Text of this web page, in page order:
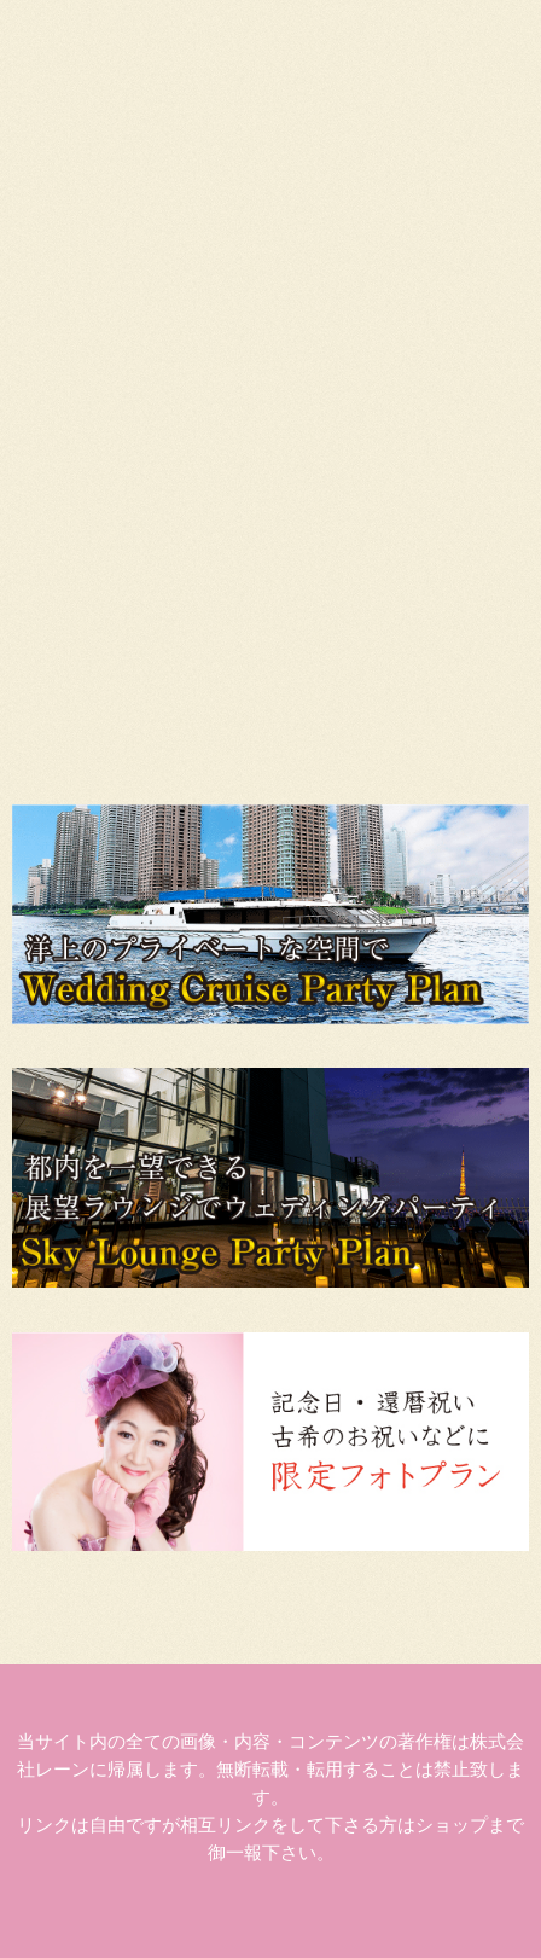
当サイト内の全ての画像・内容・コンテンツの著作権は株式会
社レーンに帰属します。無断転載・転用することは禁止致しま
す。
リンクは自由ですが相互リンクをして下さる方はショップまで
御一報下さい。